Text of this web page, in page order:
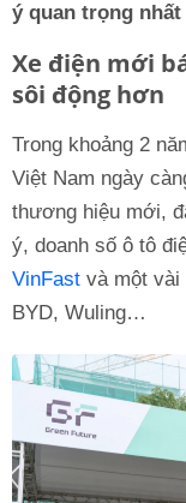
ý quan trọng
Xe điện mới
sôi động hơn
Trong khoảng 2
Việt Nam ngày
thương hiệu mới,
ý, doanh số ô tô
VinFast và một vài
BYD, Wuling…